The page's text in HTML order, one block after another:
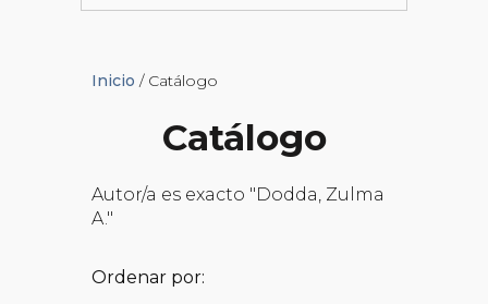
Inicio / Catálogo
Catálogo
Autor/a es exacto "Dodda, Zulma
A."
Ordenar por: